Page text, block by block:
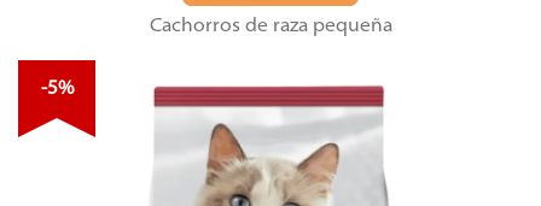
Cachorros de raza pequeña
-5%